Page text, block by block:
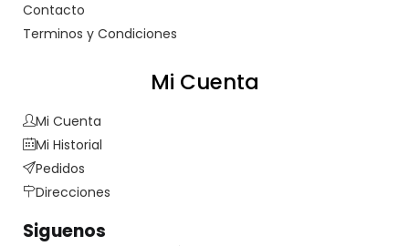
Contacto
Terminos y Condiciones
Mi Cuenta
Mi Cuenta
Mi Historial
Pedidos
Direcciones
Siguenos